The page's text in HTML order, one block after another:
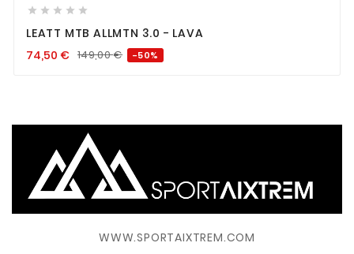
    
LEATT MTB ALLMTN 3.0 - LAVA
74,50 € 149,00€ -50%
WWW.SPORTAIXTREM.COM